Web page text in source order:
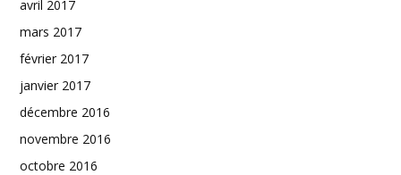
avril 2017
mars 2017
février 2017
janvier 2017
décembre 2016
novembre 2016
octobre 2016